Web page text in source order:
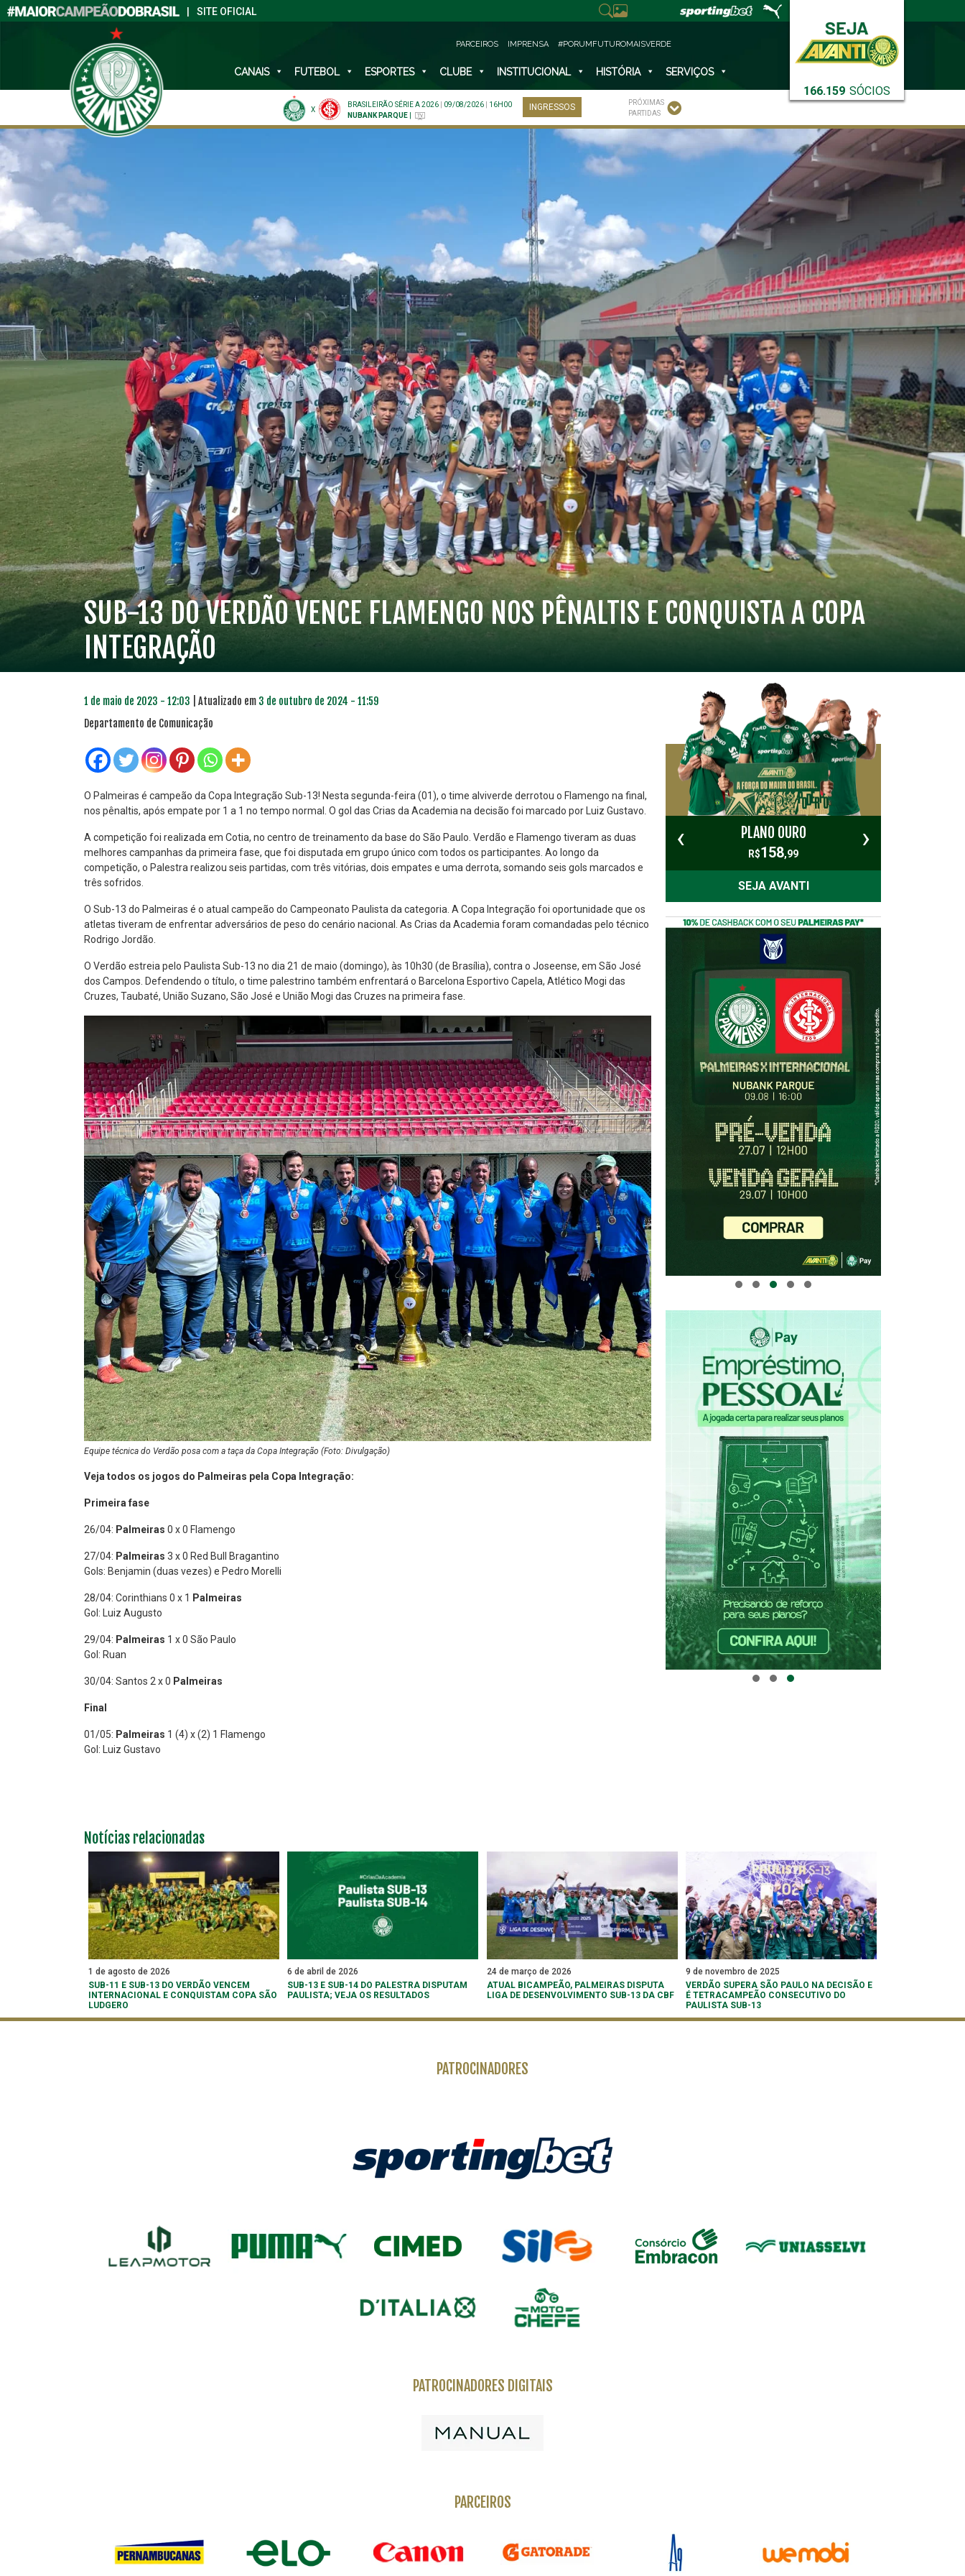
SITE OFICIAL
166.159 SÓCIOS
PARCEIROS IMPRENSA #PORUMFUTUROMAISVERDE
CANAIS FUTEBOL ESPORTES CLUBE INSTITUCIONAL HISTÓRIA SERVIÇOS
X
BRASILEIRÃO SÉRIE A 2026 09/08/2026
16H00
NUBANK PARQUE
INGRESSOS
PRÓXIMAS
PARTIDAS
SUB-13 DO VERDÃO VENCE FLAMENGO NOS PÊNALTIS E CONQUISTA A COPA
INTEGRAÇÃO
1 de maio de 2023 - 12:03 | Atualizado em 3 de outubro de 2024 - 11:59
Departamento de Comunicação
O Palmeiras é campeão da Copa Integração Sub-13! Nesta segunda-feira (01), o time alviverde derrotou o Flamengo na final,
nos pênaltis, após empate por 1 a 1 no tempo normal. O gol das Crias da Academia na decisão foi marcado por Luiz Gustavo.
A competição foi realizada em Cotia, no centro de treinamento da base do São Paulo. Verdão e Flamengo tiveram as duas
melhores campanhas da primeira fase, que foi disputada em grupo único com todos os participantes. Ao longo da
competição, o Palestra realizou seis partidas, com três vitórias, dois empates e uma derrota, somando seis gols marcados e
três sofridos.
O Sub-13 do Palmeiras é o atual campeão do Campeonato Paulista da categoria. A Copa Integração foi oportunidade que os
atletas tiveram de enfrentar adversários de peso do cenário nacional. As Crias da Academia foram comandadas pelo técnico
Rodrigo Jordão.
O Verdão estreia pelo Paulista Sub-13 no dia 21 de maio (domingo), às 10h30 (de Brasília), contra o Joseense, em São José
dos Campos. Defendendo o título, o time palestrino também enfrentará o Barcelona Esportivo Capela, Atlético Mogi das
Cruzes, Taubaté, União Suzano, São José e União Mogi das Cruzes na primeira fase.
Equipe técnica do Verdão posa com a taça da Copa Integração (Foto: Divulgação)
Veja todos os jogos do Palmeiras pela Copa Integração:
Primeira fase
26/04: Palmeiras 0 x 0 Flamengo
27/04: Palmeiras 3 x 0 Red Bull Bragantino
Gols: Benjamin (duas vezes) e Pedro Morelli
28/04: Corinthians 0 x 1 Palmeiras
Gol: Luiz Augusto
29/04: Palmeiras 1 x 0 São Paulo
Gol: Ruan
30/04: Santos 2 x 0 Palmeiras
Final
01/05: Palmeiras 1 (4) x (2) 1 Flamengo
Gol: Luiz Gustavo
PLANO PRATA
R$46,04
PLANO ESPECIAL
R$23,01
PLANO PRATA SUPERIOR
R$85,52
PLANO OURO
R$158,99
‹ ›
SEJA AVANTI
Notícias relacionadas
1 de agosto de 2026
SUB-11 E SUB-13 DO VERDÃO VENCEM
INTERNACIONAL E CONQUISTAM COPA SÃO
LUDGERO
6 de abril de 2026
SUB-13 E SUB-14 DO PALESTRA DISPUTAM
PAULISTA; VEJA OS RESULTADOS
24 de março de 2026
ATUAL BICAMPEÃO, PALMEIRAS DISPUTA
LIGA DE DESENVOLVIMENTO SUB-13 DA CBF
9 de novembro de 2025
VERDÃO SUPERA SÃO PAULO NA DECISÃO E
É TETRACAMPEÃO CONSECUTIVO DO
PAULISTA SUB-13
PATROCINADORES
PATROCINADORES DIGITAIS
PARCEIROS